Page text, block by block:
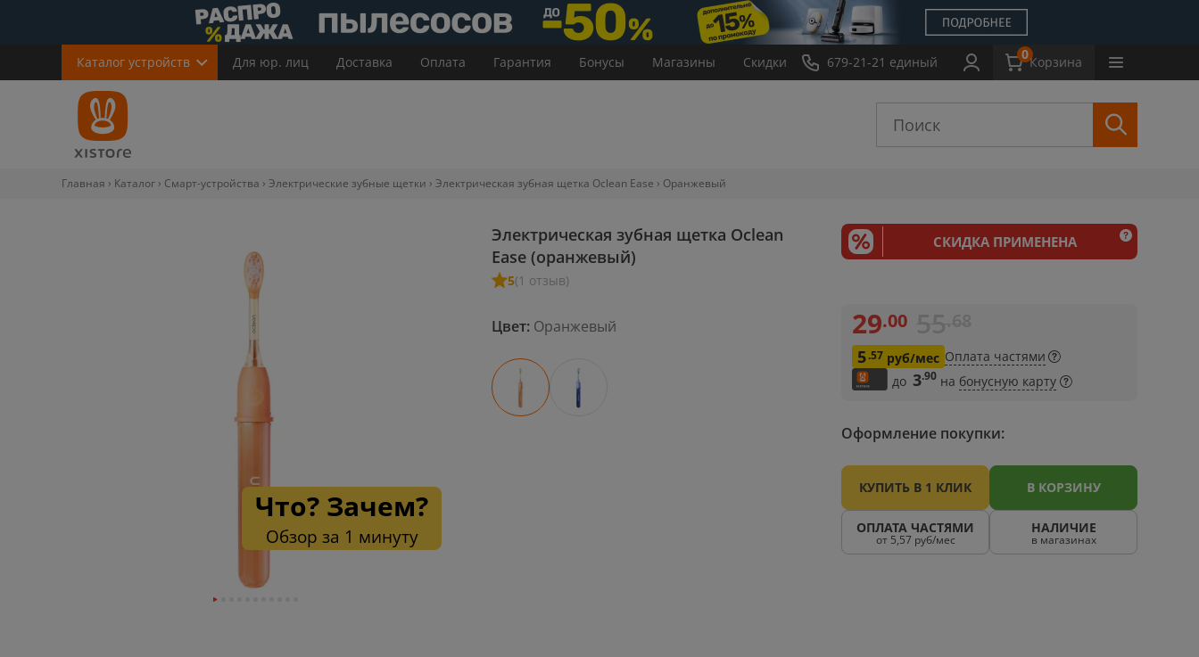
Каталог устройств Для юр. лиц Доставка Оплата Гарантия Бонусы Магазины Скидки Обмен Выкуп Новости Обзоры Инструкции
679-21-21 единый 0Корзина
Главная Каталог Смарт-устройства Электрические зубные щетки Электрическая зубная щетка Oclean Ease Оранжевый
Что? Зачем?
Обзор за 1 минуту
Электрическая зубная щетка Oclean
Ease (оранжевый)
5(1 отзыв)
Цвет: Оранжевый
СКИДКА ПРИМЕНЕНА
29.00
5.57 руб/мес Оплата частями
до 3.90 на бонусную карту
Оформление покупки:
КУПИТЬ В 1 КЛИК В КОРЗИНУ
ОПЛАТА ЧАСТЯМИ
от 5,57 руб/мес
НАЛИЧИЕ
в магазинах